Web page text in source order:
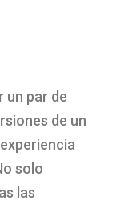
un par de
de un
solo
las